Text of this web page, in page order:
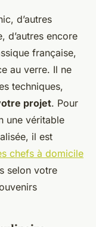
d’autres
d’autres encore
française,
au verre. Il ne
techniques,
projet. Pour
une véritable
il est
chefs à domicile
selon votre